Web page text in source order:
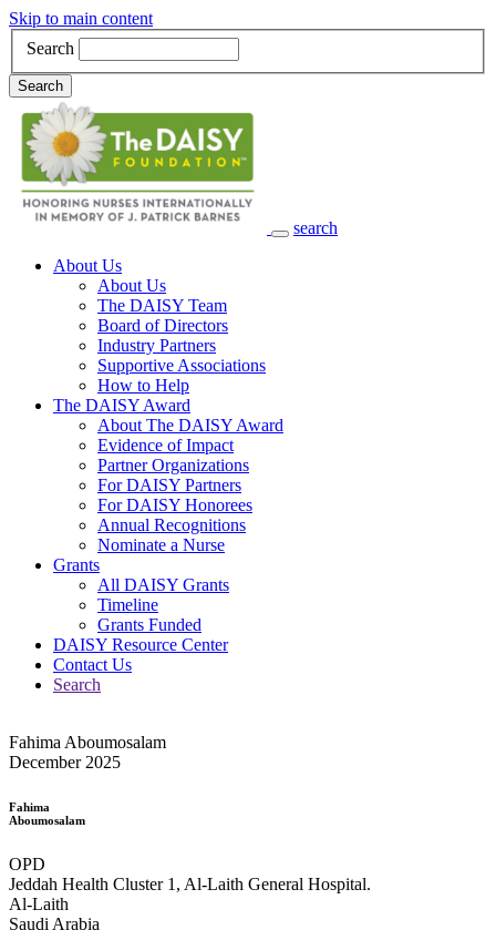
Skip to main content
Search
Search
search
Main Navigation
About Us
About Us
The DAISY Team
Board of Directors
Industry Partners
Supportive Associations
How to Help
The DAISY Award
About The DAISY Award
Evidence of Impact
Partner Organizations
For DAISY Partners
For DAISY Honorees
Annual Recognitions
Nominate a Nurse
Grants
All DAISY Grants
Timeline
Grants Funded
DAISY Resource Center
Contact Us
Search
Fahima Aboumosalam
December 2025
Fahima
Aboumosalam
OPD
Jeddah Health Cluster 1, Al-Laith General Hospital.
Al-Laith
Saudi Arabia